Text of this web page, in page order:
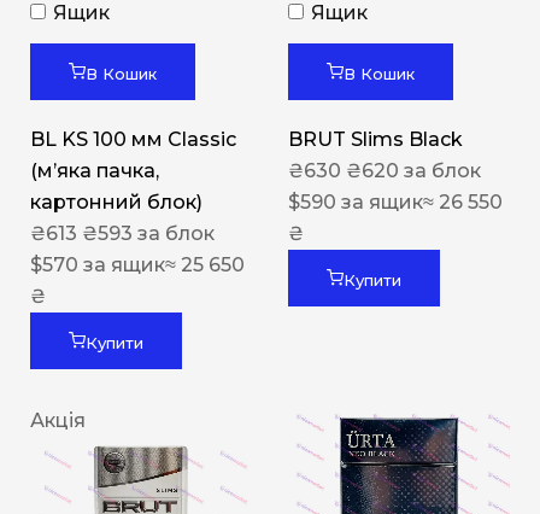
Ящик
В Кошик
BL KS 100 мм Classic
(м’яка пачка,
картонний блок)
₴613 ₴593 за блок
$570 за ящик≈ 25 650
₴
Купити
Ящик
В Кошик
BRUT Slims Black
₴630 ₴620 за блок
$590 за ящик≈ 26 550
₴
Купити
Акція